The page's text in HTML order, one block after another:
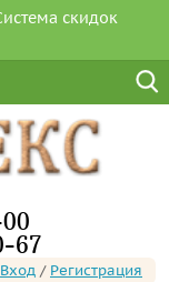
скидок
67
Вход / Регистрация